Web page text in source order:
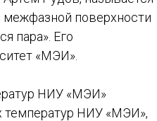
межфазной поверхности
пара». Его
«МЭИ».
НИУ «МЭИ»
температур НИУ «МЭИ»,